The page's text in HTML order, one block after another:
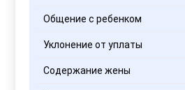
Общение с ребенком
Уклонение от уплаты
Содержание жены